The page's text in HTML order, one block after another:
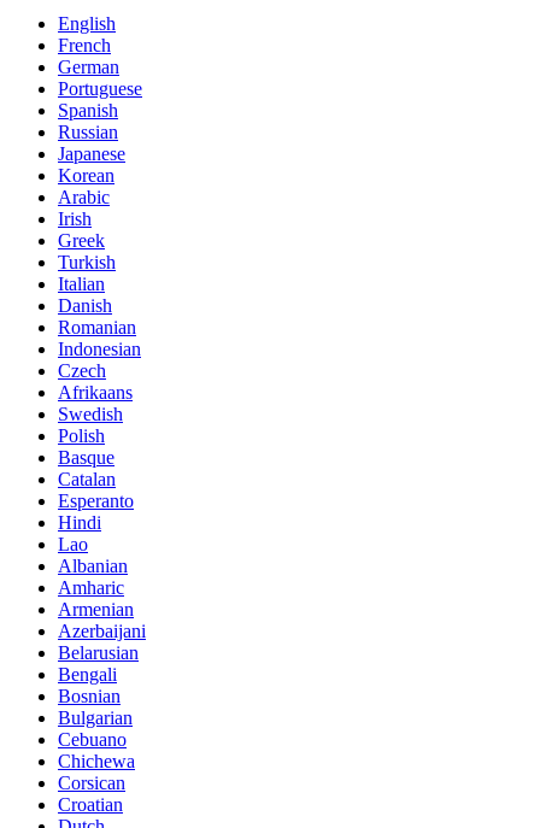
English
French
German
Portuguese
Spanish
Russian
Japanese
Korean
Arabic
Irish
Greek
Turkish
Italian
Danish
Romanian
Indonesian
Czech
Afrikaans
Swedish
Polish
Basque
Catalan
Esperanto
Hindi
Lao
Albanian
Amharic
Armenian
Azerbaijani
Belarusian
Bengali
Bosnian
Bulgarian
Cebuano
Chichewa
Corsican
Croatian